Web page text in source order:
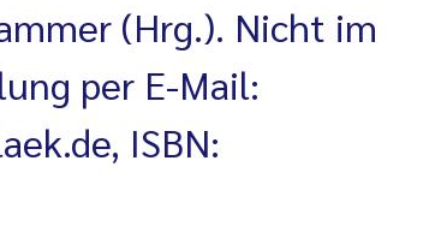
(Hrg.). Nicht im
per E-Mail:
ISBN: